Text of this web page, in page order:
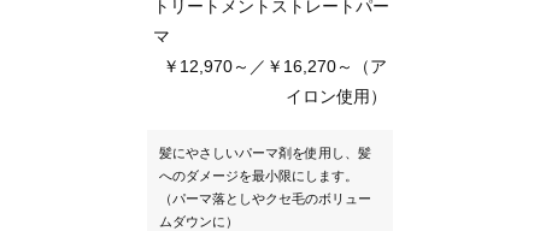
トリートメントストレートパー
マ
￥12,970～／￥16,270～（ア
イロン使用）
髪にやさしいパーマ剤を使用し、髪
へのダメージを最小限にします。
（パーマ落としやクセ毛のボリュー
ムダウンに）